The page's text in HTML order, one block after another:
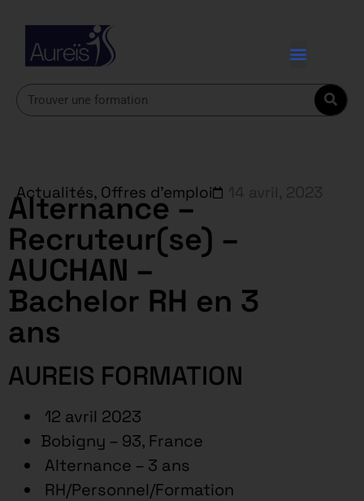
Actualités, Offres d'emploi
Alternance –
Recruteur(se) –
AUCHAN –
Bachelor RH en 3
ans
AUREIS FORMATION
12 avril 2023
Bobigny – 93, France
Alternance – 3 ans
RH/Personnel/Formation